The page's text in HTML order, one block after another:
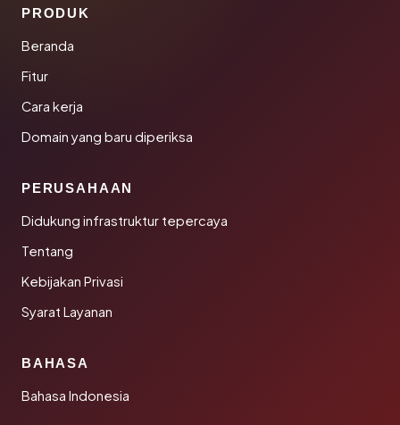
PRODUK
Beranda
Fitur
Cara kerja
Domain yang baru diperiksa
PERUSAHAAN
Didukung infrastruktur tepercaya
Tentang
Kebijakan Privasi
Syarat Layanan
BAHASA
Bahasa Indonesia